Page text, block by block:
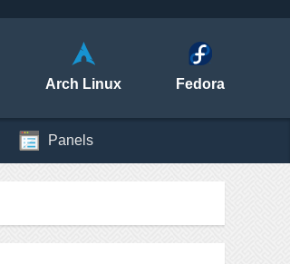
Arch Linux Fedora
Panels